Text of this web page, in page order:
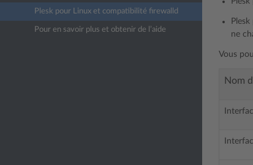
Plesk pour Linux et compatibilité firewalld
Pour en savoir plus et obtenir de l’aide
ne
Vous
Nom